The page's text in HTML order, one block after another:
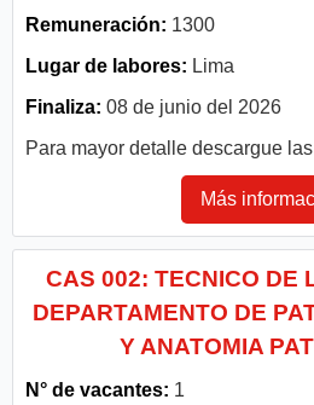
Remuneración: 1300
Lugar de labores: Lima
Finaliza: 08 de junio del 2026
Para mayor detalle descargue
Más
CAS 002: TECNICO DE
DEPARTAMENTO DE
Y ANATOMIA
N° de vacantes: 1